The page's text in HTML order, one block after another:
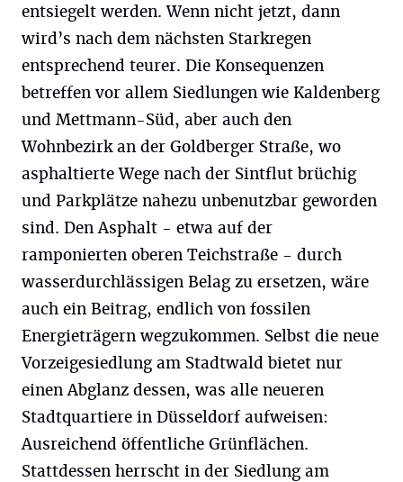
entsiegelt werden. Wenn nicht jetzt, dann
wird’s nach dem nächsten Starkregen
entsprechend teurer. Die Konsequenzen
betreffen vor allem Sied­lungen wie Kaldenberg
und Mettmann-Süd, aber auch den
Wohnbezirk an der Goldberger Straße, wo
asphaltierte Wege nach der Sintflut brüchig
und Parkplätze nahezu unbenutzbar geworden
sind. Den Asphalt - etwa auf der
ramponierten oberen Teichstraße - durch
wasserdurchlässigen Belag zu ersetzen, wäre
auch ein Beitrag, endlich von fossilen
Energieträgern wegzukommen. Selbst die neue
Vorzeige­siedlung am Stadtwald bietet nur
einen Abglanz dessen, was alle neueren
Stadtquartiere in Düsseldorf aufweisen:
Ausreichend öffentliche Grünflächen.
Stattdessen herrscht in der Siedlung am